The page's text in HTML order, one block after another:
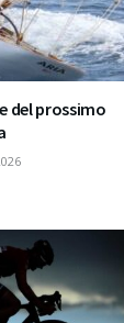
del prossimo